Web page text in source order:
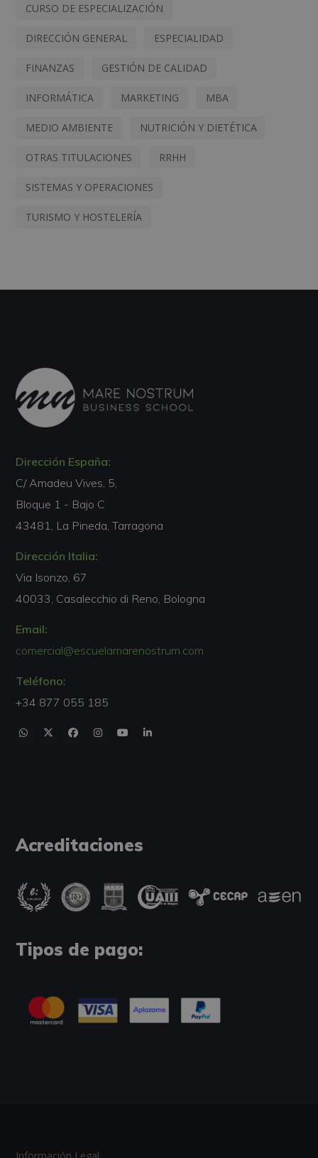
CURSO DE ESPECIALIZACIÓN
DIRECCIÓN GENERAL ESPECIALIDAD
FINANZAS GESTIÓN DE CALIDAD
INFORMÁTICA MARKETING MBA
MEDIO AMBIENTE NUTRICIÓN Y DIETÉTICA
OTRAS TITULACIONES RRHH
SISTEMAS Y OPERACIONES
TURISMO Y HOSTELERÍA
Dirección España:
C/ Amadeu Vives, 5,
Bloque 1 - Bajo C
43481, La Pineda, Tarragona
Dirección Italia:
Via Isonzo, 67
40033, Casalecchio di Reno, Bologna
Email:
comercial@escuelamarenostrum.com
Teléfono:
+34 877 055 185
Acreditaciones
Tipos de pago: